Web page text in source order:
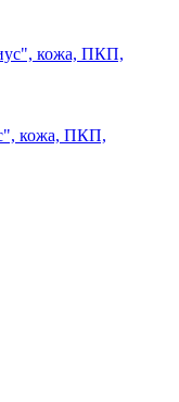
кожа, ПКП,